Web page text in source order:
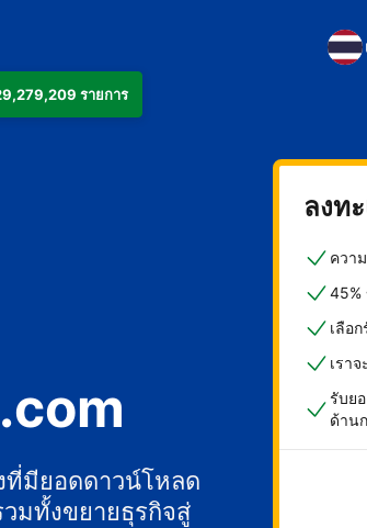
รายการ
ที่มียอดดาวน์โหลด
มทั้งขยายธุรกิจสู่
ลงท
ควา
45%
เลือ
เรา
รับย
ด้าน